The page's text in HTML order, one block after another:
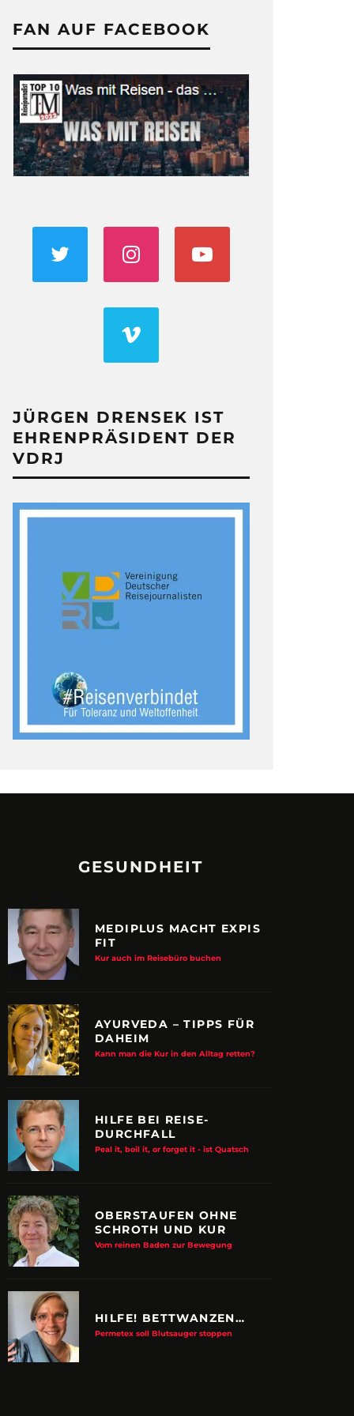
FAN AUF FACEBOOK
JÜRGEN DRENSEK IST
EHRENPRÄSIDENT DER
VDRJ
MACHER
System werden Reisen sicherer
ZUPANCIC
GESUNDHEIT
MEDIPLUS MACHT EXPIS
FIT
Kur auch im Reisebüro buchen
AYURVEDA – TIPPS FÜR
DAHEIM
Kann man die Kur in den Alltag retten?
HILFE BEI REISE-
DURCHFALL
Peal it, boil it, or forget it - ist Quatsch
OBERSTAUFEN OHNE
SCHROTH UND KUR
Vom reinen Baden zur Bewegung
HILFE! BETTWANZEN…
Permetex soll Blutsauger stoppen